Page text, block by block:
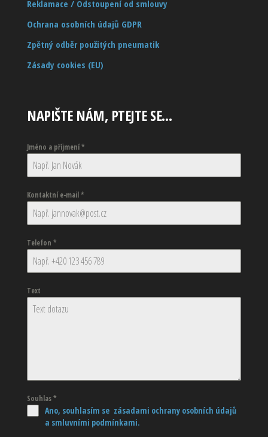
Reklamace / Odstoupení od smlouvy
Ochrana osobních údajů GDPR
Zpětný odběr použitých pneumatik
Zásady cookies (EU)
NAPIŠTE NÁM, PTEJTE SE…
Jméno a příjmení*
Kontaktní e-mail*
Telefon *
Text
Souhlas*
Ano, souhlasím se zásadami ochrany osobních údajů
a smluvními podmínkami.